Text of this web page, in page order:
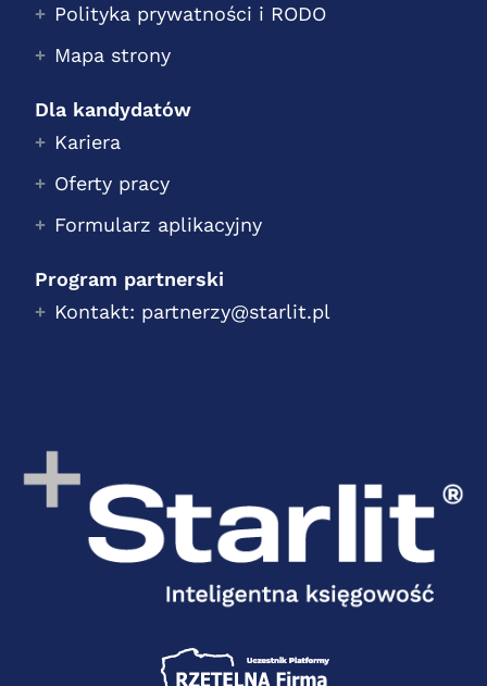
Polityka prywatności i RODO
Mapa strony
Dla kandydatów
Kariera
Oferty pracy
Formularz aplikacyjny
Program partnerski
Kontakt: partnerzy@starlit.pl